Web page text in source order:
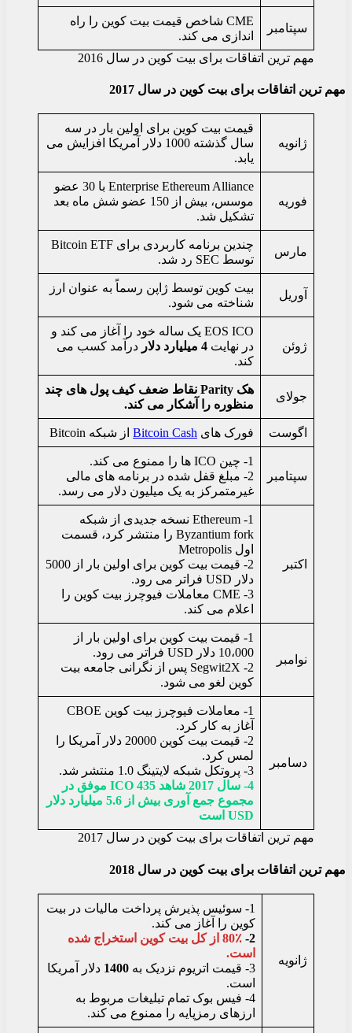
سپتامبر
CME شاخص قیمت بیت کوین را راه
اندازی می کند.
مهم ترین اتفاقات برای بیت کوین در سال 2016
مهم ترین اتفاقات برای بیت کوین در سال 2017
ژانویه
قیمت بیت کوین برای اولین بار در سه
سال گذشته 1000 دلار آمریکا افزایش می
یابد.
فوریه
Enterprise Ethereum Alliance با 30 عضو
موسس، بیش از 150 عضو شش ماه بعد
تشکیل شد.
مارس
چندین برنامه کاربردی برای Bitcoin ETF
توسط SEC رد شد.
آوریل
بیت کوین توسط ژاپن رسماً به عنوان ارز
شناخته می شود.
ژوئن
EOS ICO یک ساله خود را آغاز می کند و
در نهایت 4 میلیارد دلار
درآمد کسب می
کند.
جولای
هک Parity نقاط ضعف کیف پول های چند
منظوره را آشکار می کند.
اگوست فورک های Bitcoin Cash از شبکه Bitcoin
سپتامبر
1- چین ICO ها را ممنوع می کند.
2- مبلغ قفل شده در برنامه های مالی
غیرمتمرکز به یک میلیون دلار می رسد.
اکتبر
1- Ethereum نسخه جدیدی از شبکه
Byzantium fork را منتشر کرد، قسمت
اول Metropolis
2- قیمت بیت کوین برای اولین بار از 5000
دلار USD فراتر می رود.
3- CME معاملات فیوچرز بیت کوین را
اعلام می کند.
نوامبر
1- قیمت بیت کوین برای اولین بار از
10،000 دلار USD فراتر می رود.
2- Segwit2X پس از نگرانی جامعه بیت
کوین لغو می شود.
دسامبر
1- معاملات فیوچرز بیت کوین CBOE
آغاز به کار کرد.
2- قیمت بیت کوین 20000 دلار آمریکا را
لمس کرد.
3- پروتکل شبکه لایتینگ 1.0 منتشر شد.
4- سال 2017 شاهد 435 ICO موفق در
مجموع جمع آوری بیش از 5.6 میلیارد دلار
USD است
مهم ترین اتفاقات برای بیت کوین در سال 2017
مهم ترین اتفاقات برای بیت کوین در سال 2018
ژانویه
1- سوئیس پذیرش پرداخت مالیات در بیت
کوین را آغاز می کند.
2-
80٪ از کل بیت کوین استخراج شده
است.
3- قیمت اتریوم نزدیک به
1400 دلار آمریکا
است.
4- فیس بوک تمام تبلیغات مربوط به
ارزهای رمزپایه را ممنوع می کند.